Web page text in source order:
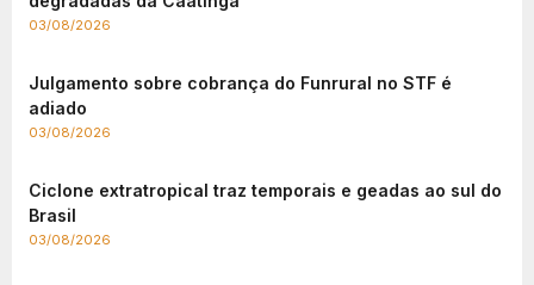
03/08/2026
Julgamento sobre cobrança do Funrural no STF é
adiado
03/08/2026
Ciclone extratropical traz temporais e geadas ao sul do
Brasil
03/08/2026